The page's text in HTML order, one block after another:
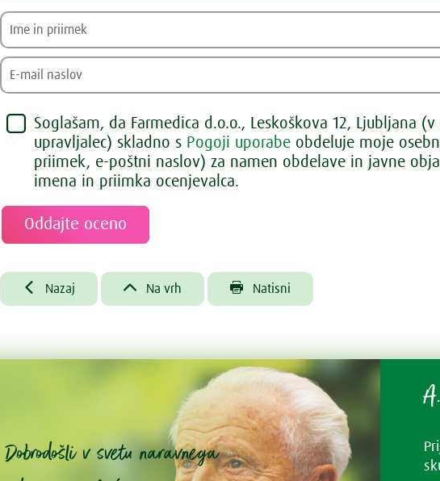
Soglašam, da Farmedica d.o.o., Leskoškova 12, Ljubljana
upravljalec) skladno s Pogoji uporabeobdeluje moje
priimek, e-poštni naslov) za namen obdelave in javne
imena in priimka ocenjevalca.
 Nazaj  Na vrh  Natisni
Dobrodošli v svetu naravnega